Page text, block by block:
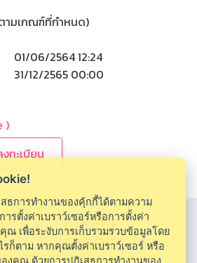
ามเกณฑ์ที่กำหนด)
01/06/2564 12:24
31/12/2565 00:00
)
ทะเบียน
University
ธการทำงานของคุ้กกี้ได้ตามความ
รตั้งค่าเบราว์เซอร์หรือการตั้งค่า
ณ เพื่อระงับการเก็บรวมรวบข้อมูลโดย
ก็ตาม หากคุณตั้งค่าเบราว์เซอร์ หรือ
งคุณ ด้วยการปฎิเสธการทำงานของ